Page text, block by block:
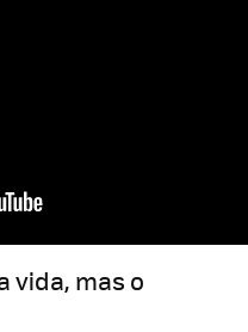
vida, mas o